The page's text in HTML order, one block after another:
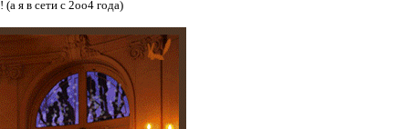
я в сети с 2оо4 года)